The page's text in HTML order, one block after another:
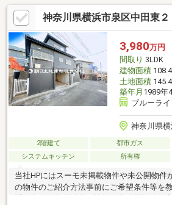
には洗剤や掃除用具がしまえる吊戸収納
可能なシューズボックス・大型家電がしま
ング・ダイニング・キッチンに足元からあ
キッチンには家事の負担が軽くなる「食洗
すい「ガラストップコンロ」 原水と浄水
れる「浄水器一体型水栓」
神奈川県横浜市泉区中田東
3,980万円
間取り 3LDK
建物面積
土地面積
築年月 1989年
ブルーラ
神奈川県
2階建て 都市ガス
システムキッチン
所有権
当社HPにはスーモ未掲載物件や未公開物件
の物件のご紹介方法事前にご希望条件等を